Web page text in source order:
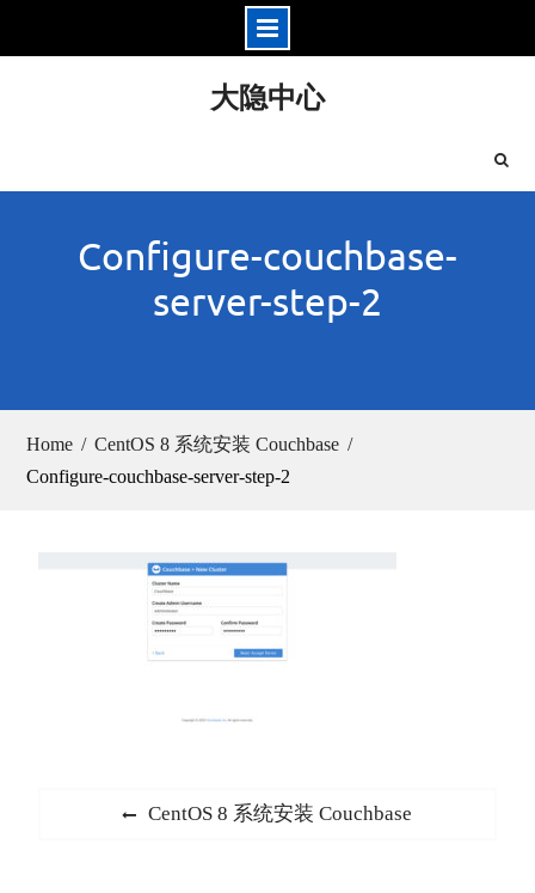
大隐中心
Configure-couchbase-
server-step-2
Home
CentOS 8 系统安装 Couchbase
Configure-couchbase-server-step-2
Previous
CentOS 8 系统安装 Couchbase